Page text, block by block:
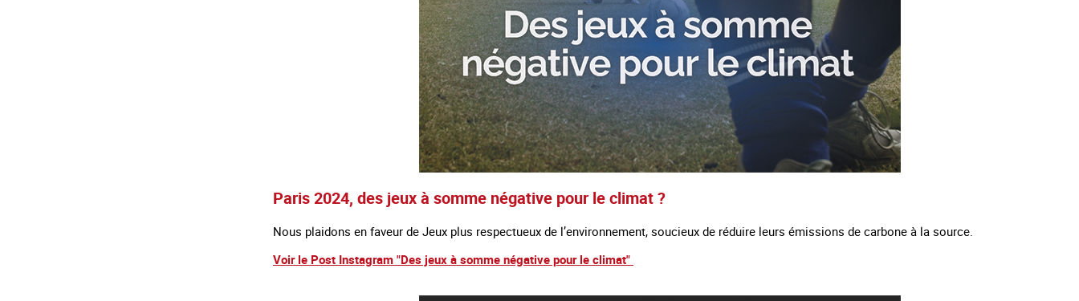
Paris 2024, des jeux à somme négative pour le climat ?
Nous plaidons en faveur de Jeux plus respectueux de l’environnement, soucieux de réduire leurs émissions de carbone à la source.
Voir le Post Instagram "Des jeux à somme négative pour le climat"